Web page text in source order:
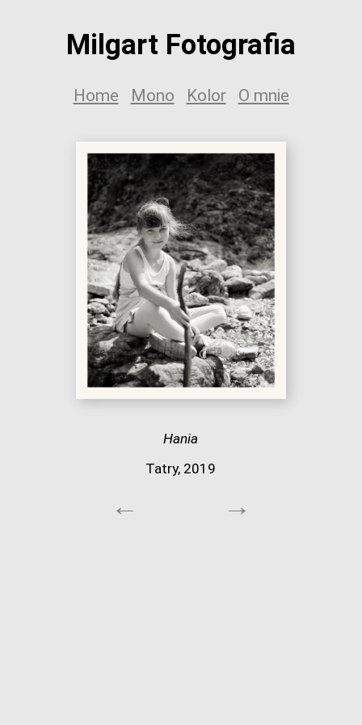
Milgart Fotografia
Home Mono Kolor O mnie
Hania
Tatry, 2019
← →